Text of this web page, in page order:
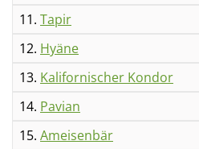
11. Tapir
12. Hyäne
13. Kalifornischer Kondor
14. Pavian
15. Ameisenbär